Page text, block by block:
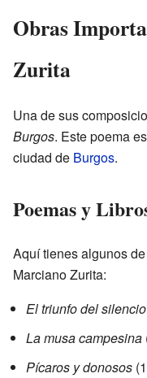
Obras
Zurita
Una de sus
Burgos. Este poema
ciudad de Burgos.
Poemas y
Aquí tienes algunos
Marciano Zurita:
El triunfo del silencio
La musa campesina
Pícaros y donosos